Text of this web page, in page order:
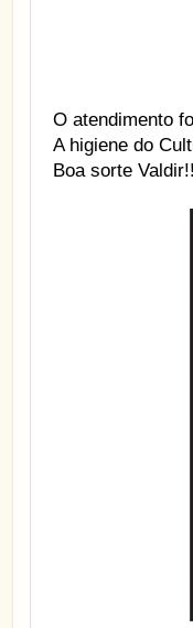
O atendimento
A higiene do
Boa sorte